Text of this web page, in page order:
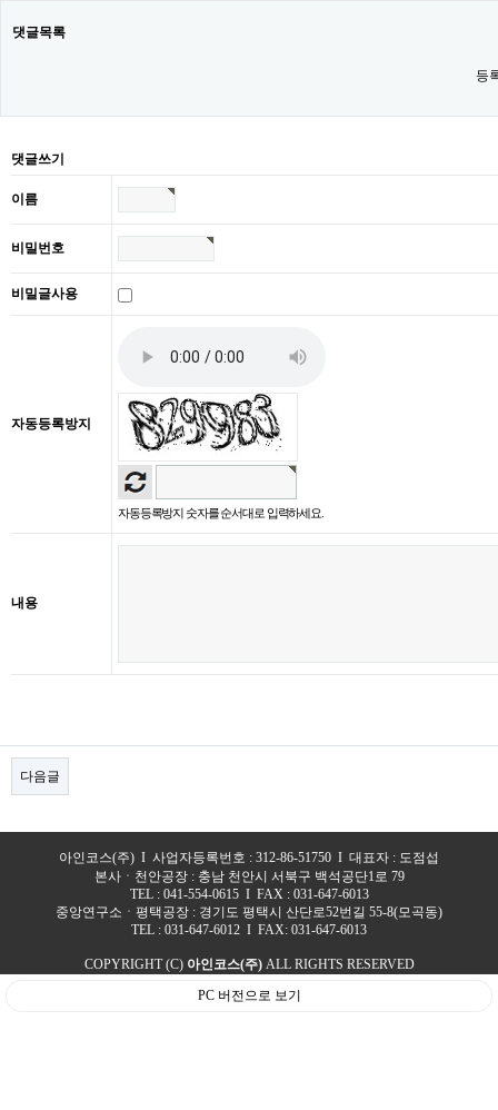
댓글목록
등
댓글쓰기
이름
비밀번호
비밀글사용
자동등록방지
자동등록방지 숫자를 순서대로 입력하세요.
내용
다음글
아인코스(주) I 사업자등록번호 : 312-86-51750 I 대표자 : 도점섭
본사ㆍ천안공장 : 충남 천안시 서북구 백석공단1로 79
TEL : 041-554-0615 I FAX : 031-647-6013
중앙연구소ㆍ평택공장 : 경기도 평택시 산단로52번길 55-8(모곡동)
TEL : 031-647-6012 I FAX: 031-647-6013
COPYRIGHT (C) 아인코스(주)ALL RIGHTS RESERVED
PC 버전으로 보기